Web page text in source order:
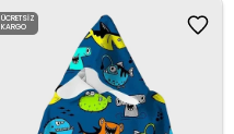
ÜCRETSIZ
KARGO